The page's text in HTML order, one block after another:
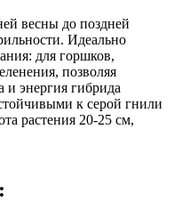
весны до поздней
Идеально
для горшков,
позволяя
и энергия гибрида
к серой гнили
растения 20-25 см,